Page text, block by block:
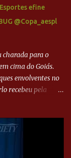
efine
@Copa_aespl
charada para o
cima do Goiás.
envolventes no
recebeu pela
Garroni
incidiu o canto
e até tocou na